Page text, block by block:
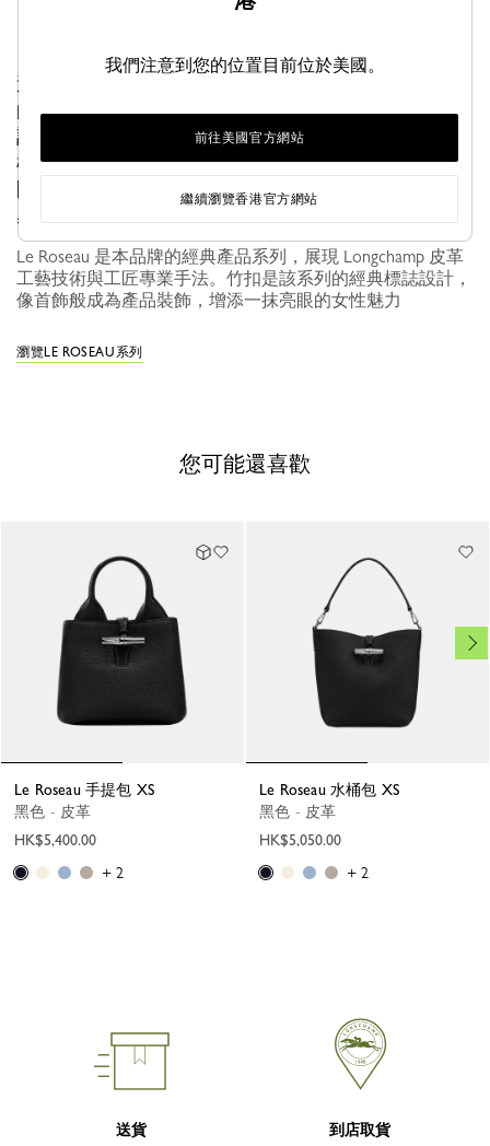
這款粒面牛皮手袋散發出恆久的經典優雅。日常使用
的完美首選，內部空間寬敞，輕鬆容納隨身物品。可
調節、可拆卸肩帶，任您斜背、肩背或手提，提供多
樣化攜帶。竹節扣彷彿一枚閃亮的寶石，為手袋憑添
閃耀柔美女性韻味。俐落線條設計突顯皮革柔軟手
感，任憑時光流轉，益顯動人質感。
Le Roseau 是本品牌的經典產品系列，展現 Longchamp 皮革
工藝技術與工匠專業手法。竹扣是該系列的經典標誌設計，
像首飾般成為產品裝飾，增添一抹亮眼的女性魅力
瀏覽LE ROSEAU系列
您可能還喜歡
Le Roseau 手提包 XS
黑色 - 皮革
HK$5,400.00
+ 2
Le Roseau 水桶包 XS
黑色 - 皮革
HK$5,050.00
+ 2
送貨 到店取貨
我們注意到您的位置目前位於美國。
前往美國官方網站
繼續瀏覽香港官方網站